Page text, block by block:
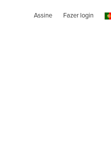
Assine Fazer login